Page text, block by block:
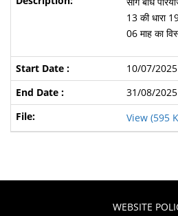
13 की धारा
06 माह का
10/07/2025
31/08/2025
View (595
WEBSITE